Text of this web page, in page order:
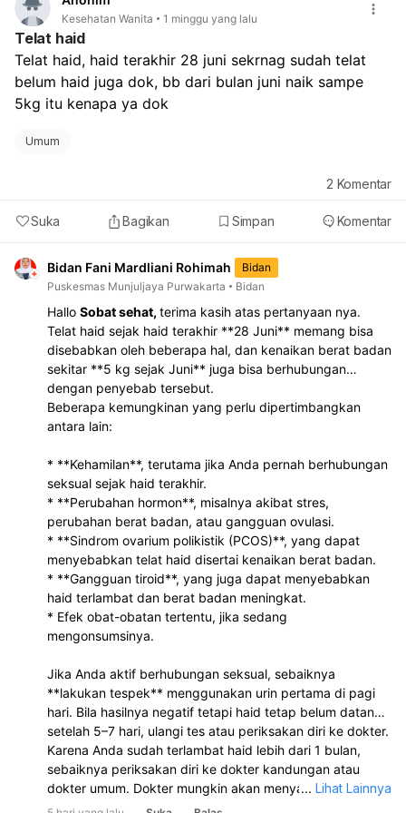
Kesehatan Wanita 1 minggu yang lalu
Telat haid
Telat haid, haid terakhir 28 juni sekrnag sudah telat
belum haid juga dok, bb dari bulan juni naik sampe
5kg itu kenapa ya dok
Umum
Suka Bagikan Simpan Komentar
2 Komentar
Bidan Fani Mardliani Rohimah
Bidan
Puskesmas Munjuljaya Purwakarta
Bidan
Hallo Sobat sehat, terima kasih atas pertanyaan nya.
Telat haid sejak haid terakhir **28 Juni** memang bisa
disebabkan oleh beberapa hal, dan kenaikan berat badan
sekitar **5 kg sejak Juni** juga bisa berhubungan
dengan penyebab tersebut.
Beberapa kemungkinan yang perlu dipertimbangkan
antara lain:
* **Kehamilan**, terutama jika Anda pernah berhubungan
seksual sejak haid terakhir.
* **Perubahan hormon**, misalnya akibat stres,
perubahan berat badan, atau gangguan ovulasi.
* **Sindrom ovarium polikistik (PCOS)**, yang dapat
menyebabkan telat haid disertai kenaikan berat badan.
* **Gangguan tiroid**, yang juga dapat menyebabkan
haid terlambat dan berat badan meningkat.
* Efek obat-obatan tertentu, jika sedang
mengonsumsinya.
Jika Anda aktif berhubungan seksual, sebaiknya
**lakukan tespek** menggunakan urin pertama di pagi
hari. Bila hasilnya negatif tetapi haid tetap belum datang
setelah 5–7 hari, ulangi tes atau periksakan diri ke dokter.
Karena Anda sudah terlambat haid lebih dari 1 bulan,
sebaiknya periksakan diri ke dokter kandungan atau
dokter umum. Dokter mungkin akan menyarankan
pemeriksaan seperti tes kehamilan, USG, atau tes darah
... Lihat Lainnya